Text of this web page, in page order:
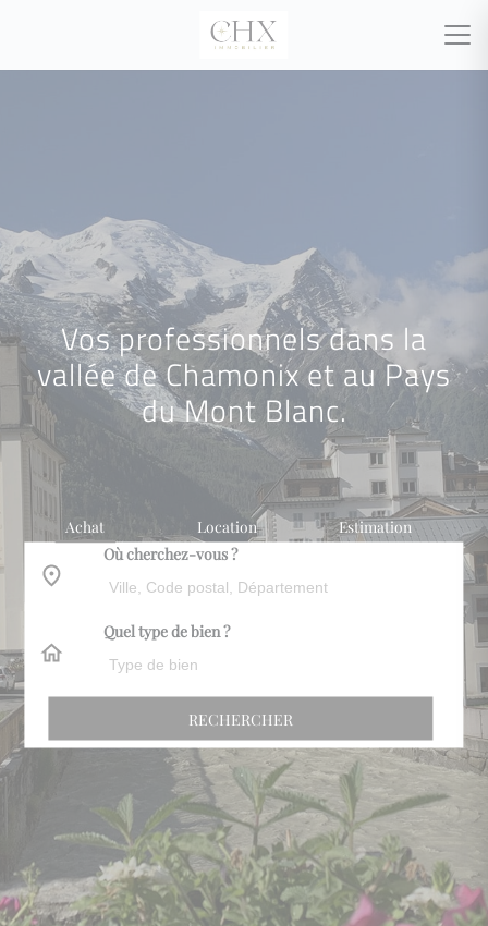
Vos professionnels dans la
vallée de Chamonix et au Pays
du Mont Blanc.
Achat Location Estimation
Où cherchez-vous ?
Quel type de bien ?